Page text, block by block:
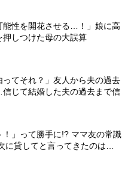
能性を開花させる…！」娘に高
しつけた母の大誤算
ってそれ？」友人から夫の過去
じて結婚した夫の過去まで信
！」って勝手に!? ママ友の常識
に貸してと言ってきたのは…